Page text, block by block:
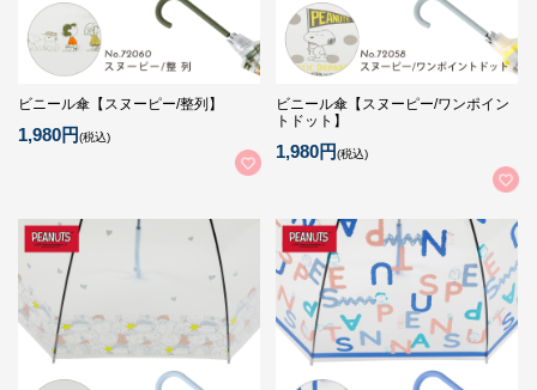
ビニール傘【スヌーピー/整列】
1,980円(税込)
ビニール傘【スヌーピー/ワンポイン
トドット】
1,980円(税込)